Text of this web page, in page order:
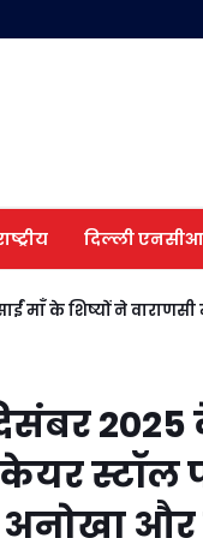
दिल्ली
माँ के शिष्यों ने
और